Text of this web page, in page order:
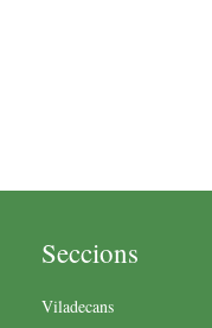
Seccions
Viladecans